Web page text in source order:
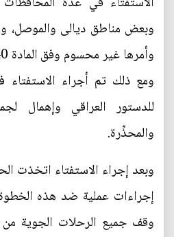
وبعض مناطق ديالى والموصل،
ومع ذلك تم أجراء
للدستور العراقي وإهمال
والمحذِّرة.
وبعد إجراء الاستفتاء اتخذت
إجراءات عملية ضد هذه الخطوة
وقف جميع الرحلات الجوية من